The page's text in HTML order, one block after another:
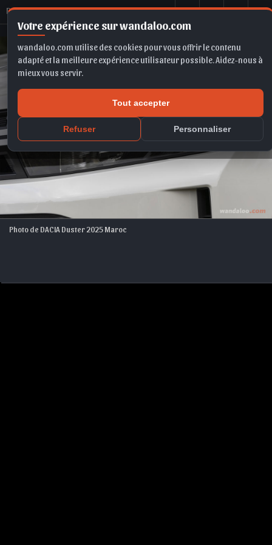
Votre expérience sur wandaloo.com
wandaloo.com utilise des cookies pour vous offrir le contenu
adapté et la meilleure expérience utilisateur possible. Aidez-nous à
mieux vous servir.
Tout accepter
Refuser Personnaliser
DACIA Duster 2025 Maroc
Photo de DACIA Duster 2025 Maroc